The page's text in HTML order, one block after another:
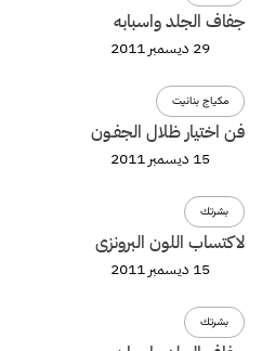
جفاف الجلد واسبابه
29 ديسمبر 2011
مكياج بنانيت
فن اختيار ظلال الجفـون
15 ديسمبر 2011
بشرتك
لاكتساب اللون البرونزى
15 ديسمبر 2011
بشرتك